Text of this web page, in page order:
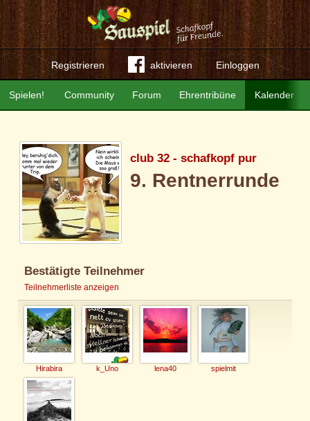
Registrieren aktivieren Einloggen
Community Forum Ehrentribüne Kalender
Spielen!
club 32 - schafkopf pur
9. Rentnerrunde
Bestätigte Teilnehmer
Teilnehmerliste anzeigen
Hirabira k_Uno lena40 spielmit